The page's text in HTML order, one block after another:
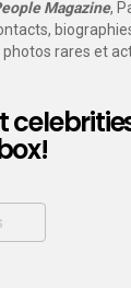
Magazine,
rares et